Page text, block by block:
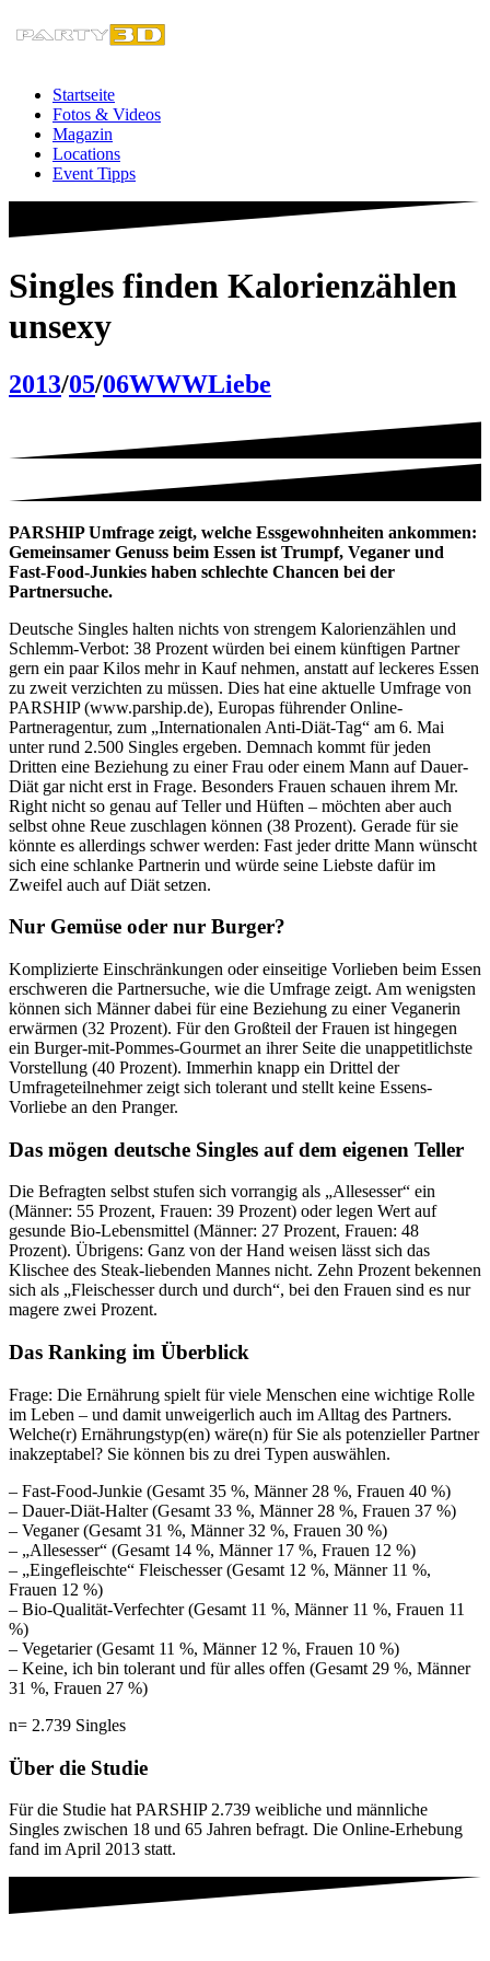
Inhalt
Startseite
Fotos & Videos
Magazin
Locations
Event Tipps
Singles finden Kalorienzählen
unsexy
2013/05/06WWWLiebe
PARSHIP Umfrage zeigt, welche Essgewohnheiten ankommen:
Gemeinsamer Genuss beim Essen ist Trumpf, Veganer und
Fast-Food-Junkies haben schlechte Chancen bei der
Partnersuche.
Deutsche Singles halten nichts von strengem Kalorienzählen und
Schlemm-Verbot: 38 Prozent würden bei einem künftigen Partner
gern ein paar Kilos mehr in Kauf nehmen, anstatt auf leckeres Essen
zu zweit verzichten zu müssen. Dies hat eine aktuelle Umfrage von
PARSHIP (www.parship.de), Europas führender Online-
Partneragentur, zum „Internationalen Anti-Diät-Tag“ am 6. Mai
unter rund 2.500 Singles ergeben. Demnach kommt für jeden
Dritten eine Beziehung zu einer Frau oder einem Mann auf Dauer-
Diät gar nicht erst in Frage. Besonders Frauen schauen ihrem Mr.
Right nicht so genau auf Teller und Hüften – möchten aber auch
selbst ohne Reue zuschlagen können (38 Prozent). Gerade für sie
könnte es allerdings schwer werden: Fast jeder dritte Mann wünscht
sich eine schlanke Partnerin und würde seine Liebste dafür im
Zweifel auch auf Diät setzen.
Nur Gemüse oder nur Burger?
Komplizierte Einschränkungen oder einseitige Vorlieben beim Essen
erschweren die Partnersuche, wie die Umfrage zeigt. Am wenigsten
können sich Männer dabei für eine Beziehung zu einer Veganerin
erwärmen (32 Prozent). Für den Großteil der Frauen ist hingegen
ein Burger-mit-Pommes-Gourmet an ihrer Seite die unappetitlichste
Vorstellung (40 Prozent). Immerhin knapp ein Drittel der
Umfrageteilnehmer zeigt sich tolerant und stellt keine Essens-
Vorliebe an den Pranger.
Das mögen deutsche Singles auf dem eigenen Teller
Die Befragten selbst stufen sich vorrangig als „Allesesser“ ein
(Männer: 55 Prozent, Frauen: 39 Prozent) oder legen Wert auf
gesunde Bio-Lebensmittel (Männer: 27 Prozent, Frauen: 48
Prozent). Übrigens: Ganz von der Hand weisen lässt sich das
Klischee des Steak-liebenden Mannes nicht. Zehn Prozent bekennen
sich als „Fleischesser durch und durch“, bei den Frauen sind es nur
magere zwei Prozent.
Das Ranking im Überblick
Frage: Die Ernährung spielt für viele Menschen eine wichtige Rolle
im Leben – und damit unweigerlich auch im Alltag des Partners.
Welche(r) Ernährungstyp(en) wäre(n) für Sie als potenzieller Partner
inakzeptabel? Sie können bis zu drei Typen auswählen.
– Fast-Food-Junkie (Gesamt 35 %, Männer 28 %, Frauen 40 %)
– Dauer-Diät-Halter (Gesamt 33 %, Männer 28 %, Frauen 37 %)
– Veganer (Gesamt 31 %, Männer 32 %, Frauen 30 %)
– „Allesesser“ (Gesamt 14 %, Männer 17 %, Frauen 12 %)
– „Eingefleischte“ Fleischesser (Gesamt 12 %, Männer 11 %,
Frauen 12 %)
– Bio-Qualität-Verfechter (Gesamt 11 %, Männer 11 %, Frauen 11
%)
– Vegetarier (Gesamt 11 %, Männer 12 %, Frauen 10 %)
– Keine, ich bin tolerant und für alles offen (Gesamt 29 %, Männer
31 %, Frauen 27 %)
n= 2.739 Singles
Über die Studie
Für die Studie hat PARSHIP 2.739 weibliche und männliche
Singles zwischen 18 und 65 Jahren befragt. Die Online-Erhebung
fand im April 2013 statt.